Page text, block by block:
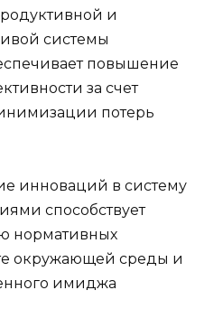
и
системы
повышение
за счет
потерь
инноваций в систему
способствует
нормативных
окружающей среды и
имиджа